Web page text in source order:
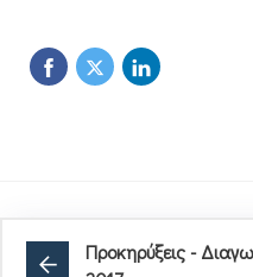
Προκηρύξεις -